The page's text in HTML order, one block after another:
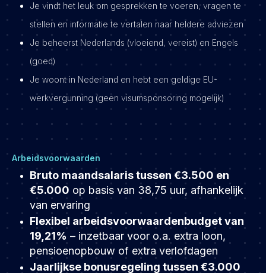
Je vindt het leuk om gesprekken te voeren, vragen te
stellen en informatie te vertalen naar heldere adviezen
Je beheerst Nederlands (vloeiend, vereist) en Engels
(goed)
Je woont in Nederland en hebt een geldige EU-
werkvergunning (geen visumsponsoring mogelijk)
Arbeidsvoorwaarden
Bruto maandsalaris tussen €3.500 en
€5.000 op basis van 38,75 uur, afhankelijk
van ervaring
Flexibel arbeidsvoorwaardenbudget van
19,21% – inzetbaar voor o.a. extra loon,
pensioenopbouw of extra verlofdagen
Jaarlijkse bonusregeling tussen €3.000